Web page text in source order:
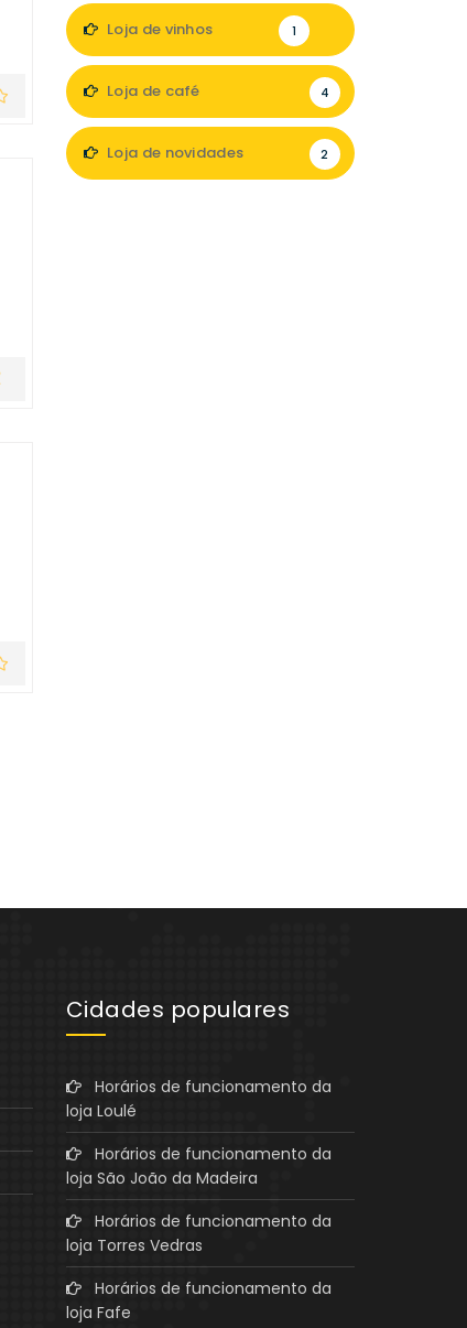
Loja de vinhos 1
Loja de café 4
Loja de novidades 2
Cidades populares
Horários de funcionamento da
loja Loulé
Horários de funcionamento da
loja São João da Madeira
Horários de funcionamento da
loja Torres Vedras
Horários de funcionamento da
loja Fafe